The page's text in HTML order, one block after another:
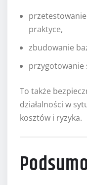
praktyce,
zbudowanie
To także
działalności w
kosztów i ryzyka.